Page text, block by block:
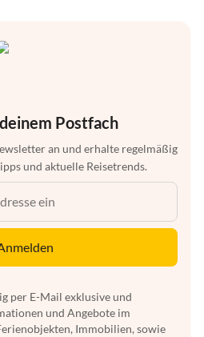
Postfach
an und erhalte regelmäßig
und aktuelle Reisetrends.
per E-Mail exklusive und
und Angebote im
Immobilien, sowie